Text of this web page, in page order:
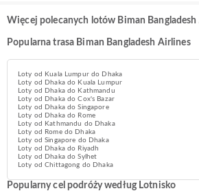
Więcej polecanych lotów Biman
Popularna trasa Biman Bangladesh Airlines
Loty od Kuala Lumpur do Dhaka
Loty od Dhaka do Kuala Lumpur
Loty od Dhaka do Kathmandu
Loty od Dhaka do Cox's Bazar
Loty od Dhaka do Singapore
Loty od Dhaka do Rome
Loty od Kathmandu do Dhaka
Loty od Rome do Dhaka
Loty od Singapore do Dhaka
Loty od Dhaka do Riyadh
Loty od Dhaka do Sylhet
Loty od Chittagong do Dhaka
Popularny cel podróży według Lotnisko